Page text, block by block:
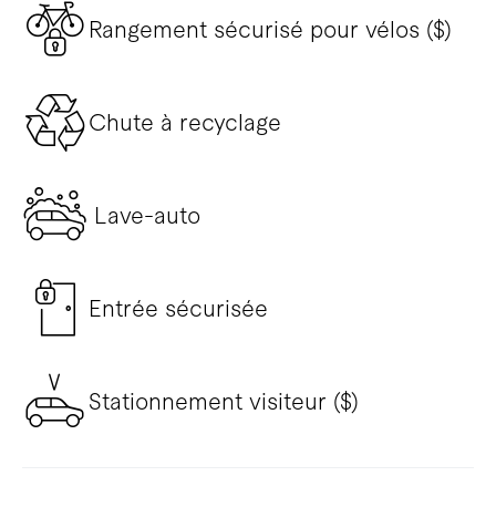
Rangement sécurisé pour vélos ($)
Chute à recyclage
Lave-auto
Entrée sécurisée
Stationnement visiteur ($)